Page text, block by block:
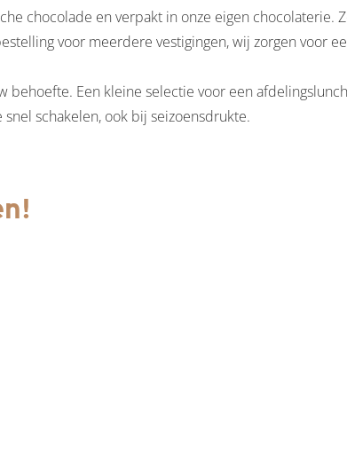
chocolade en verpakt in onze eigen
voor meerdere vestigingen, wij zorgen voor
Een kleine selectie voor een
schakelen, ook bij seizoensdrukte.